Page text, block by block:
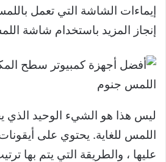
إيماءات الشاشة التي تعمل
إنجاز المزيد باستخدام شاشة
اللمس للغاية. يحتوي على
عليها ، والطريقة التي يتم بها